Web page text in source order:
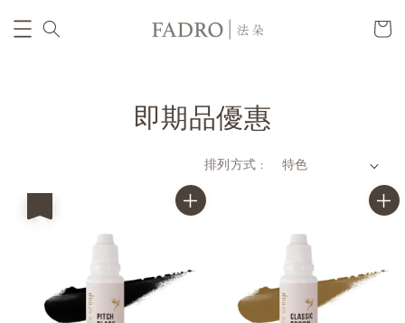
即期品優惠
排列方式 :